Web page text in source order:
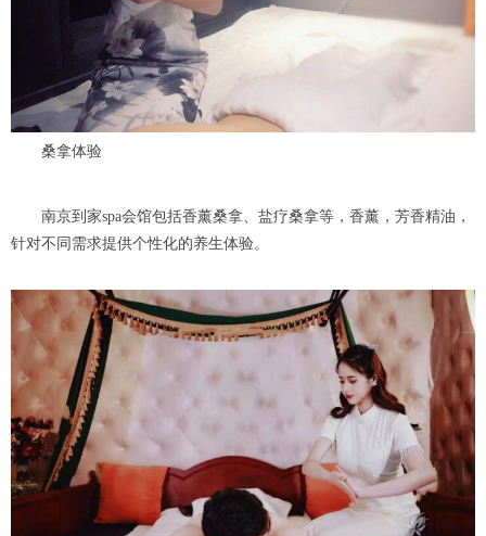
桑拿体验
南京到家spa会馆包括香薰桑拿、盐疗桑拿等，香薰，芳香精油，
针对不同需求提供个性化的养生体验。